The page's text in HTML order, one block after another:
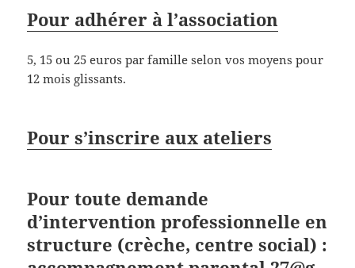
Pour adhérer à l’association
5, 15 ou 25 euros par famille selon vos moyens pour
12 mois glissants.
Pour s’inscrire aux ateliers
Pour toute demande
d’intervention professionnelle en
structure (crèche, centre social) :